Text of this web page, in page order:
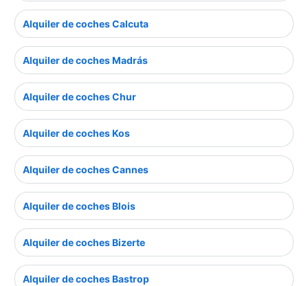
Alquiler de coches Calcuta
Alquiler de coches Madrás
Alquiler de coches Chur
Alquiler de coches Kos
Alquiler de coches Cannes
Alquiler de coches Blois
Alquiler de coches Bizerte
Alquiler de coches Bastrop